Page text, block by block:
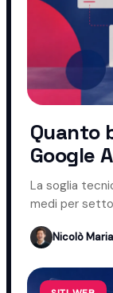
Quanto
Google
La soglia
medi per
Nicolò